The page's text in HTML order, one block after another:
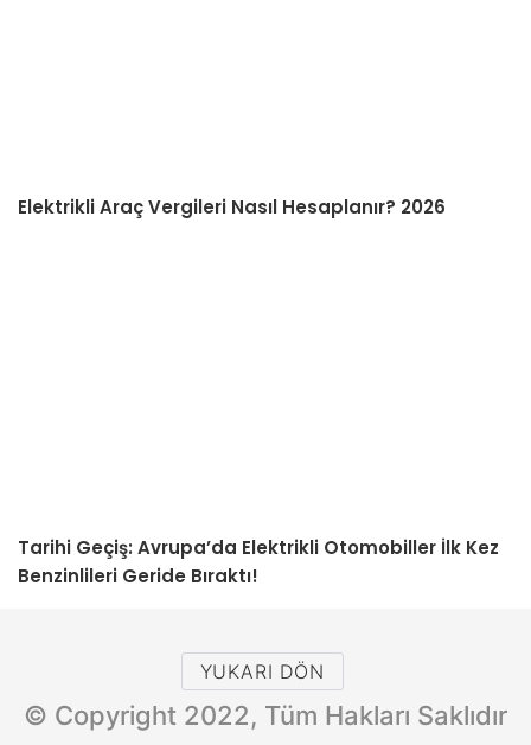
Elektrikli Araç Vergileri Nasıl Hesaplanır? 2026
Tarihi Geçiş: Avrupa’da Elektrikli Otomobiller İlk Kez
Benzinlileri Geride Bıraktı!
YUKARI DÖN
© Copyright 2022, Tüm Hakları Saklıdır